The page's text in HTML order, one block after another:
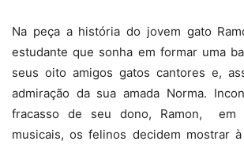
Na peça a história do jovem gato
estudante que sonha em formar uma
seus oito amigos gatos cantores e,
admiração da sua amada Norma.
fracasso de seu dono, Ramon, em
musicais, os felinos decidem mostrar